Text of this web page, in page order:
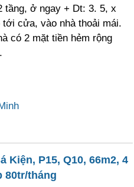
tầng, ở ngay + Dt: 3. 5, x
tới cửa, vào nhà thoải mái.
có 2 mặt tiền hẻm rộng
Kiện, P15, Q10, 66m2, 4
80tr/tháng